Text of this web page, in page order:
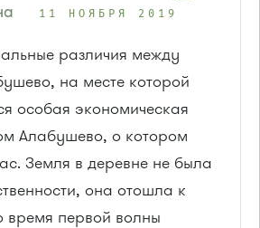
11 НОЯБРЯ 2019
различия между
на месте которой
особая экономическая
Алабушево, о котором
Земля в деревне не была
она отошла к
время первой волны